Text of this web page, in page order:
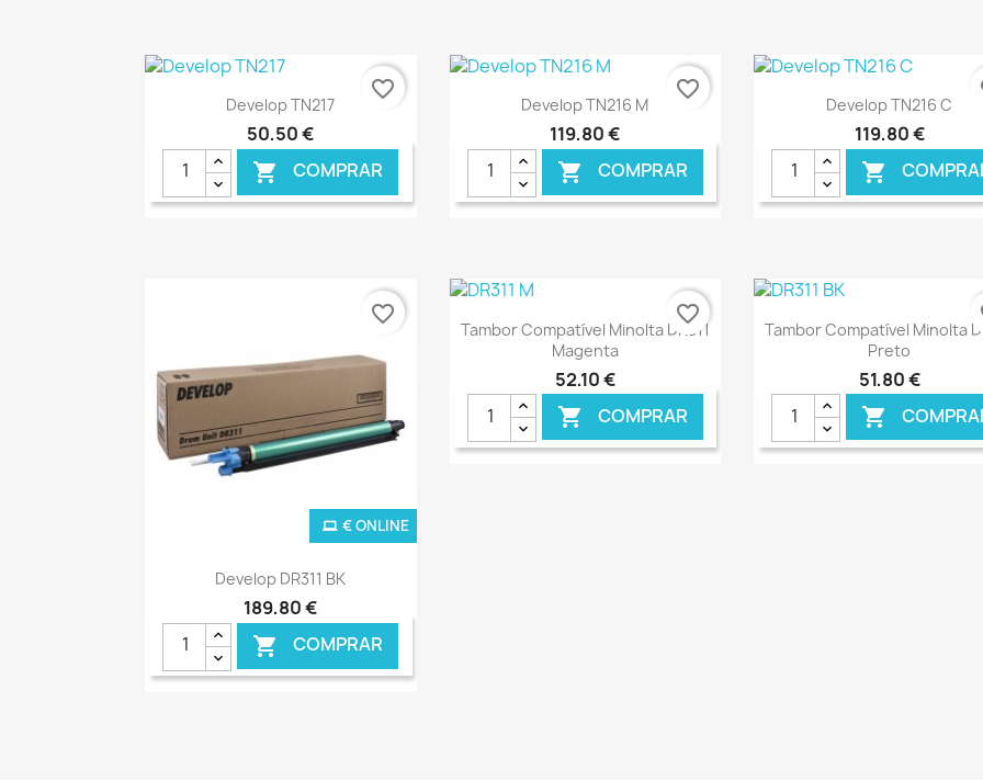
Ver+
Develop TN217
50,50 €
 COMPRAR
€ ONLINE
favorite_border Ver+
Develop TN216 M
119,80 €
 COMPRAR
€ ONLINE
favorite_border Ver+
Develop TN216 C
119,80 €

€
Ver+
Develop DR311 BK
189,80 €
 COMPRAR
€ ONLINE
favorite_border Ver+
Tambor Compatível Minolta DR311
Magenta
52,10 €
 COMPRAR
favorite_border Ver+
Tambor Compatível Minolta
Preto
51,80 €
